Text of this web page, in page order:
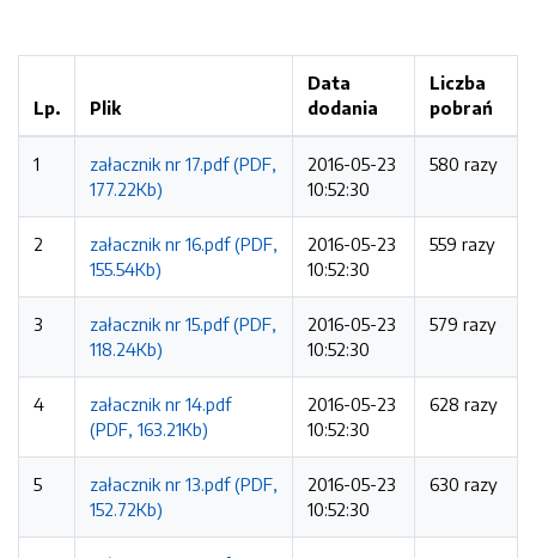
Lp. Plik
Data
dodania
Liczba
pobrań
1
załacznik nr 17.pdf (PDF,
177.22Kb)
2016-05-23
10:52:30
580 razy
2
załacznik nr 16.pdf (PDF,
155.54Kb)
2016-05-23
10:52:30
559 razy
3
załacznik nr 15.pdf (PDF,
118.24Kb)
2016-05-23
10:52:30
579 razy
4
załacznik nr 14.pdf
(PDF, 163.21Kb)
2016-05-23
10:52:30
628 razy
5
załacznik nr 13.pdf (PDF,
152.72Kb)
2016-05-23
10:52:30
630 razy